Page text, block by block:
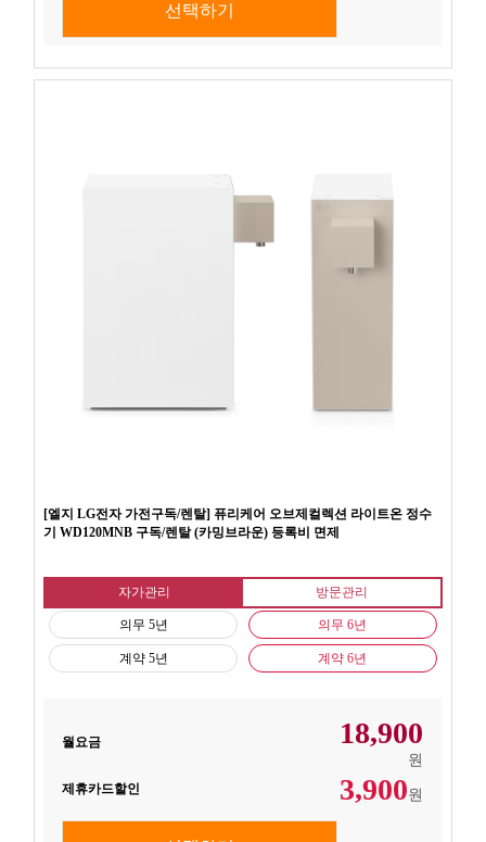
선택하기
[엘지 LG전자 가전구독/렌탈] 퓨리케어 오브제컬렉션 라이트온 정수
기 WD120MNB 구독/렌탈 (카밍브라운) 등록비 면제
자가관리 방문관리
의무 5년
계약 5년
의무 6년
계약 6년
월요금 18,900
원
제휴카드할인 3,900원